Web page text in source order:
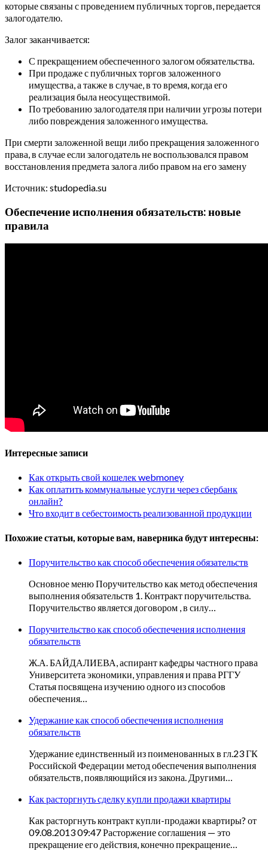
которые связаны с проведением публичных торгов, передается
залогодателю.
Залог заканчивается:
С прекращением обеспеченного залогом обязательства.
При продаже с публичных торгов заложенного
имущества, а также в случае, в то время, когда его
реализация была неосуществимой.
По требованию залогодателя при наличии угрозы потери
либо повреждения заложенного имущества.
При смерти заложенной вещи либо прекращения заложенного
права, в случае если залогодатель не воспользовался правом
восстановления предмета залога либо правом на его замену
Источник: studopedia.su
Обеспечение исполнения обязательств: новые
правила
Интересные записи
Как открыть свой кошелек webmoney
Как оплатить коммунальные услуги через сбербанк
онлайн?
Что входит в себестоимость реализованной продукции
Похожие статьи, которые вам, наверника будут интересны:
Поручительство как способ обеспечения обязательств
Основное меню Поручительство как метод обеспечения
выполнения обязательств 1. Контракт поручительства.
Поручительство является договором , в силу…
Поручительство как способ обеспечения исполнения
обязательств
Ж.А. БАЙДАЛИЕВА, аспирант кафедры частного права
Университета экономики, управления и права РГГУ
Статья посвящена изучению одного из способов
обеспечения…
Удержание как способ обеспечения исполнения
обязательств
Удержание единственный из поименованных в гл.23 ГК
Российской Федерации метод обеспечения выполнения
обязательств, появляющийся из закона. Другими…
Как расторгнуть сделку купли продажи квартиры
Как расторгнуть контракт купли-продажи квартиры? от
09.08.2013 09:47 Расторжение соглашения — это
прекращение его действия, конечно прекращение…